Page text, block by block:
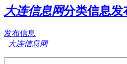
大连信息网分类信息发
发布信息
大连信息网